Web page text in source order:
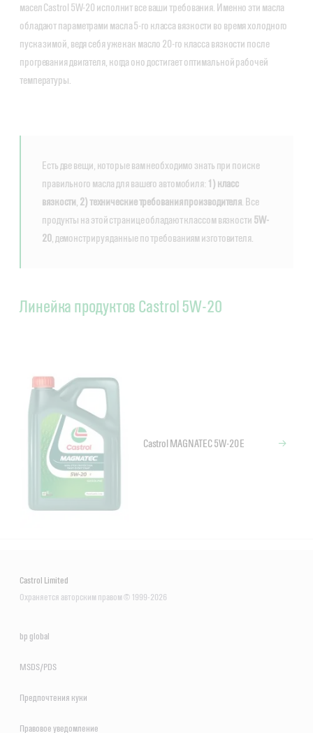
масел Castrol 5W-20 исполнит все ваши требования. Именно эти масла
обладают параметрами масла 5-го класса вязкости во время холодного
пуска зимой, ведя себя уже как масло 20-го класса вязкости после
прогревания двигателя, когда оно достигает оптимальной рабочей
температуры.
Есть две вещи, которые вам необходимо знать при поиске
правильного масла для вашего автомобиля: 1) класс
вязкости 2) технические требования производителя . Все
продукты на этой странице обладают классом вязкости 5W-
20, демонстрируя данные по требованиям изготовителя.
Линейка продуктов Castrol 5W-20
Castrol MAGNATEC 5W-20 E
Castrol Limited
Охраняется авторским правом © 1999-2026
bp global
MSDS/PDS
Предпочтения куки
Правовое уведомление